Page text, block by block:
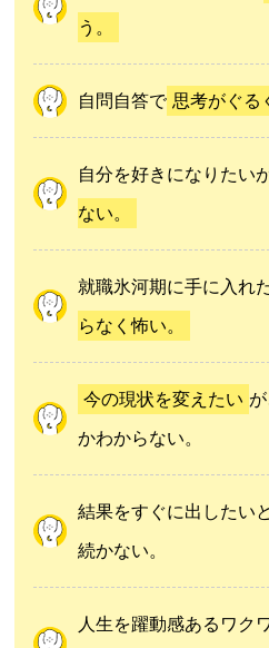
う。
自問自答で 思考がぐる
自分を好きになりたいが
ない。
就職氷河期に手に入れ
らなく怖い。
今の現状を変えたい
かわからない。
結果をすぐに出したい
続かない。
人生を躍動感あるワク